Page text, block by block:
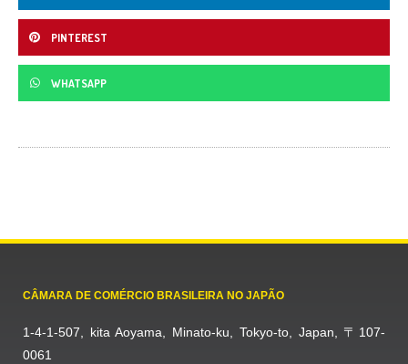
PINTEREST
WHATSAPP
CÂMARA DE COMÉRCIO BRASILEIRA NO JAPÃO
1-4-1-507, kita Aoyama, Minato-ku, Tokyo-to, Japan, 〒107-
0061